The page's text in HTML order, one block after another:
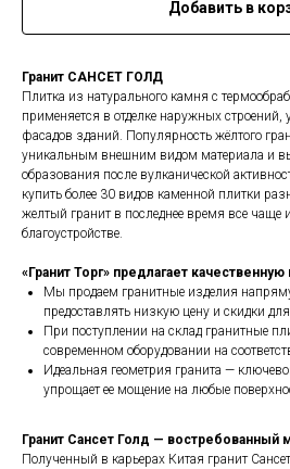
Добавить в
Гранит САНСЕТ ГОЛД
Плитка из натурального камня с
применяется в отделке наружных
фасадов зданий. Популярность жёлтого
уникальным внешним видом материала и
образования после вулканической
купить более 30 видов каменной плитки
желтый гранит в последнее время все чаще
благоустройстве.
«Гранит Торг» предлагает качественную
Мы продаем гранитные изделия
предоставлять низкую цену и скидки
При поступлении на склад гранитные
современном оборудовании на
Идеальная геометрия гранита —
упрощает ее мощение на любые
Гранит Сансет Голд — востребованный
Полученный в карьерах Китая гранит